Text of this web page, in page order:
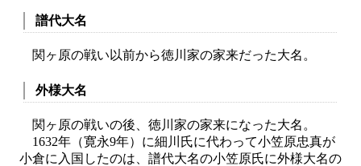
譜代大名
関ヶ原の戦い以前から徳川家の家来だった大名。
外様大名
関ヶ原の戦いの後、徳川家の家来になった大名。
1632年（寛永9年）に細川氏に代わって小笠原忠真が
小倉に入国したのは、譜代大名の小笠原氏に外様大名の